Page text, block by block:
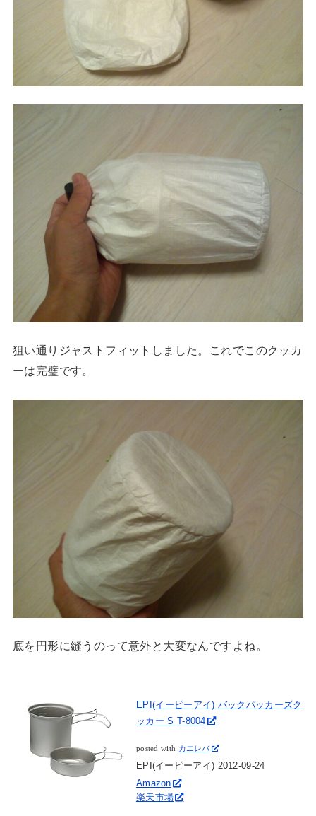
狙い通りジャストフィットしました。これでこのクッカ
ーは完璧です。
底を円形に縫うのって意外と大変なんですよね。
EPI(イーピーアイ) バックパッカーズク
ッカー S T-8004
posted with カエレバ
EPI(イーピーアイ) 2012-09-24
Amazon
楽天市場